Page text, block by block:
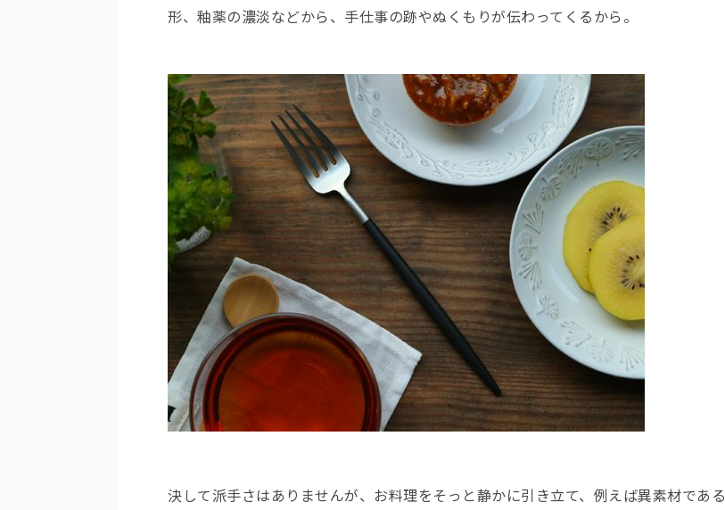
形、釉薬の濃淡などから、手仕事の跡やぬくもりが伝わってくるから。
決して派手さはありませんが、お料理をそっと静かに引き立て、例えば異素材である